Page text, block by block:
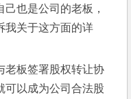
也是公司的老板，
我关于这方面的详
老板签署股权转让协
可以成为公司合法股